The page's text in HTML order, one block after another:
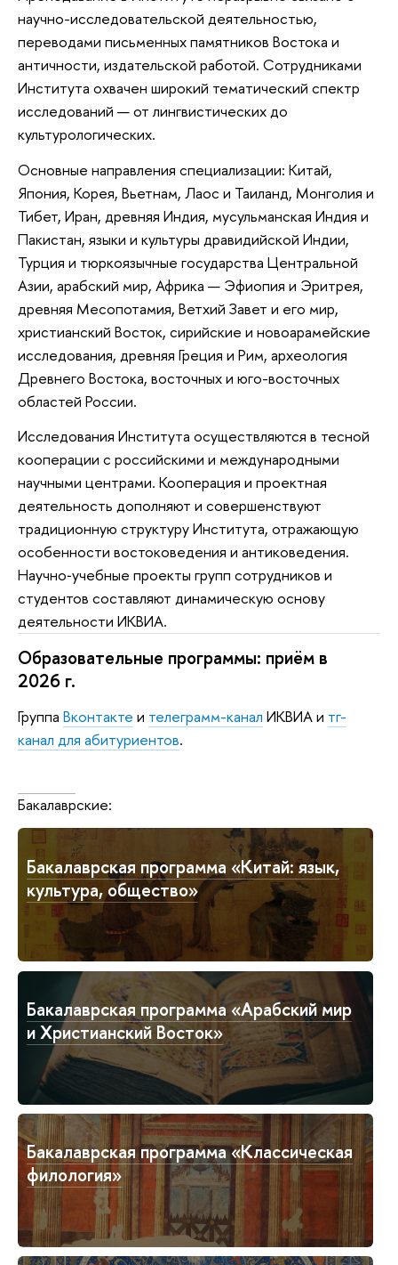
научно-исследовательской деятельностью,
переводами письменных памятников Востока и
античности, издательской работой. Сотрудниками
Института охвачен широкий тематический спектр
исследований — от лингвистических до
культурологических.
Основные направления специализации: Китай,
Япония, Корея, Вьетнам, Лаос и Таиланд, Монголия и
Тибет, Иран, древняя Индия, мусульманская Индия и
Пакистан, языки и культуры дравидийской Индии,
Турция и тюркоязычные государства Центральной
Азии, арабский мир, Африка — Эфиопия и Эритрея,
древняя Месопотамия, Ветхий Завет и его мир,
христианский Восток, сирийские и новоарамейские
исследования, древняя Греция и Рим, археология
Древнего Востока, восточных и юго-восточных
областей России.
Исследования Института осуществляются в тесной
кооперации с российскими и международными
научными центрами. Кооперация и проектная
деятельность дополняют и совершенствуют
традиционную структуру Института, отражающую
особенности востоковедения и антиковедения.
Научно‑учебные проекты групп сотрудников и
студентов составляют динамическую основу
деятельности ИКВИА.
Образовательные программы: приём в
2026 г.
Группа Вконтакте и телеграмм-канал ИКВИА и тг-
канал для абитуриентов.
Бакалаврские:
Бакалаврская программа «Китай: язык,
культура, общество»
Бакалаврская программа «Арабский мир
и Христианский Восток»
Бакалаврская программа «Классическая
филология»